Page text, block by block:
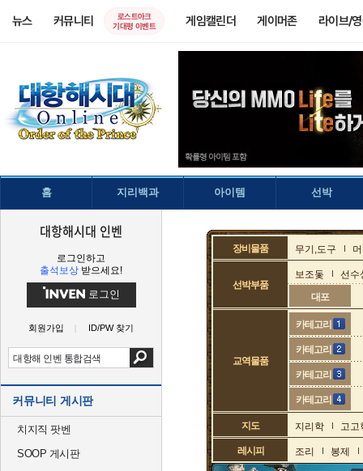
뉴스 커뮤니티
로스트아크
기대평 이벤트
게임캘린더 게이머존 라이브/
홈 지리백과 아이템 선박
대항해시대 인벤
로그인하고
출석보상 받으세요!
로그인
회원가입 ID/PW 찾기
커뮤니티 게시판
치지직 팟벤
SOOP 게시판
장비물품 무기,도구
선박부품
보조돛
선수
대포
교역물품
카테고리
카테고리
카테고리
카테고리
지도 지리학 고고
레시피 조리 봉제